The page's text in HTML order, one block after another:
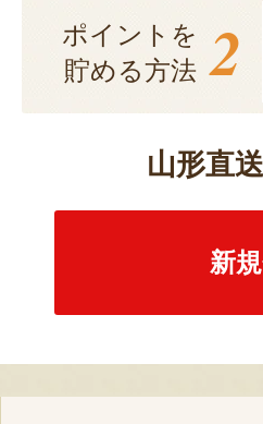
ポイントを
貯める方法 2
山形直
新